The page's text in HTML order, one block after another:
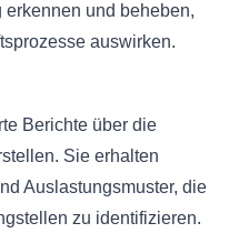
und beheben,
auswirken.
Berichte über die
Sie erhalten
Auslastungsmuster, die
zu identifizieren.